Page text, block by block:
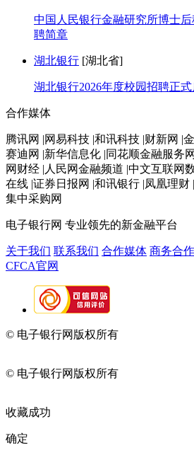
中国人民银行金融研究所博士
聘简章
湖北银行 [湖北省]
湖北银行2026年度校园招聘正式
合作媒体
腾讯网 |网易科技 |和讯科技 |财新网 |
赛迪网 |新华信息化 |同花顺金融服务
网财经 |人民网金融频道 |中文互联网
在线 |证券日报网 |和讯银行 |凤凰理财
集中采购网
电子银行网 专业领先的新金融平台
关于我们 联系我们 合作媒体 商务合作
CFCA官网
© 电子银行网版权所有
© 电子银行网版权所有
收藏成功
确定